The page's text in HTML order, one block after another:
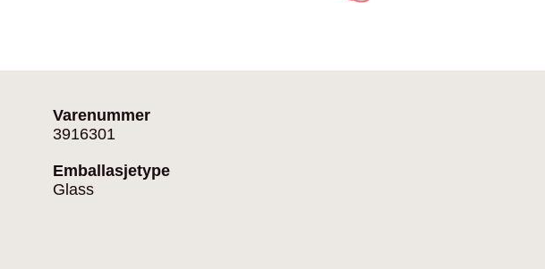
Varenummer
3916301
Emballasjetype
Glass